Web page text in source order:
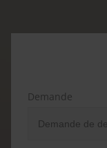
Demande